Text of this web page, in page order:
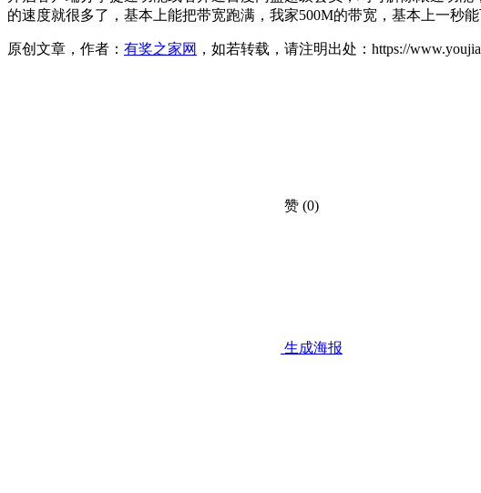
的速度就很多了，基本上能把带宽跑满，我家500M的带宽，基本上一秒
原创文章，作者： 有奖之家网 ，如若转载，请注明出处：https://
赞 (0)
生成海报